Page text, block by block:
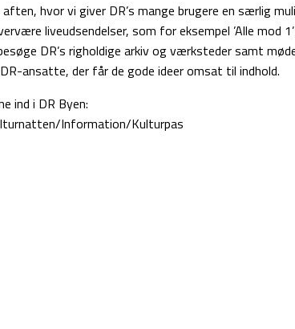
hvor vi giver DR’s mange brugere en særlig
liveudsendelser, som for eksempel ’Alle mod
DR’s righoldige arkiv og værksteder samt
DR-ansatte, der får de gode ideer omsat til indhold.
ind i DR Byen:
Information/Kulturpas